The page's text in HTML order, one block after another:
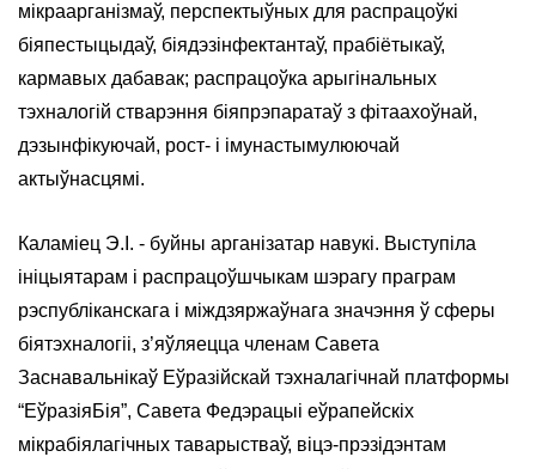
мікраарганізмаў, перспектыўных для распрацоўкі
біяпестыцыдаў, біядэзінфектантаў, прабіётыкаў,
кармавых дабавак; распрацоўка арыгінальных
тэхналогій стварэння біяпрэпаратаў з фітаахоўнай,
дэзынфікуючай, рост- і імунастымулюючай
актыўнасцямі.
Каламіец Э.І. - буйны арганізатар навукі. Выступіла
ініцыятарам і распрацоўшчыкам шэрагу праграм
рэспубліканскага і міждзяржаўнага значэння ў сферы
біятэхналогіі, з’яўляецца членам Савета
Заснавальнікаў Еўразійскай тэхналагічнай платформы
“ЕўразіяБія”, Савета Федэрацыі еўрапейскіх
мікрабіялагічных таварыстваў, віцэ-прэзідэнтам